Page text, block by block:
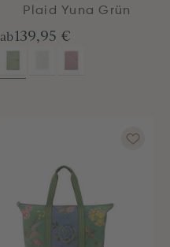
Plaid Yuna Grün
ab139,95 €